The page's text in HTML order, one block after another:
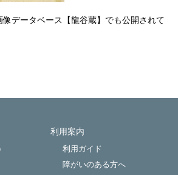
データベース【龍谷蔵】 でも公開されて
利用案内
利用ガイド
障がいのある方へ
by NetCommons